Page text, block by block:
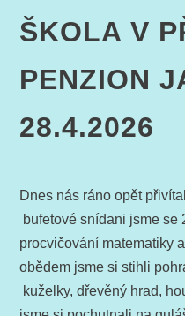
ŠKOLA V
PENZION
28.4.2026
Dnes nás ráno opět
bufetové snídani jsme
procvičování matematiky
obědem jsme si stihli
kuželky, dřevěný hrad,